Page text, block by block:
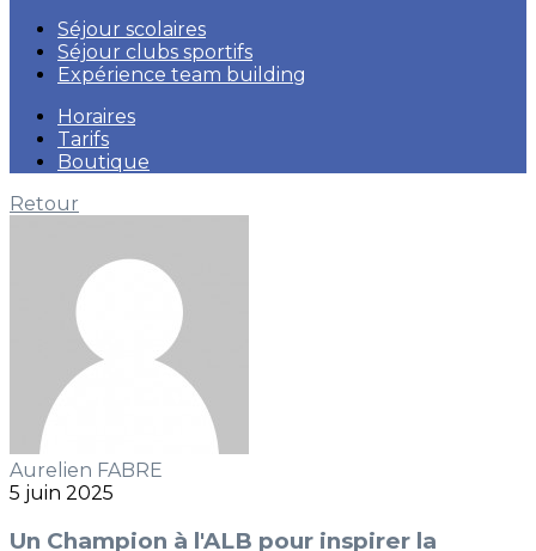
Séjour scolaires
Séjour clubs sportifs
Expérience team building
Horaires
Tarifs
Boutique
Retour
Aurelien FABRE
5 juin 2025
Un Champion à l'ALB pour inspirer la